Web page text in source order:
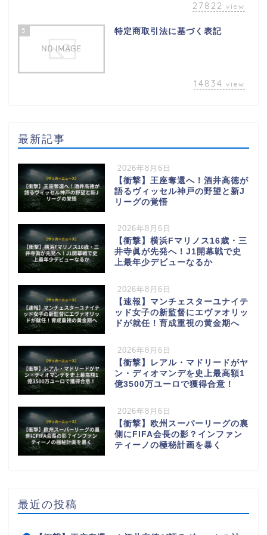
27822 view
5 特定商取引法に基づく表記
14834 view
最新記事
2026年8月6日
【衝撃】王座奪還へ！酒井高徳が
語るヴィッセル神戸の野望と新J
リーグの覚悟
2026年8月6日
【衝撃】横浜Fマリノス16歳・三
井寺眞が先発へ！J1開幕戦で史
上最年少デビューなるか
2026年8月6日
【速報】マンチェスターユナイテ
ッド女子の新監督にエヴァオリッ
ドが就任！育成重視の黄金期へ
2026年8月6日
【衝撃】レアル・マドリードがヤ
ン・ディオマンデを史上最高額1
億3500万ユーロで獲得合意！
2026年8月6日
【衝撃】欧州スーパーリーグの裏
側にFIFA会長の影？インファン
ティーノの極秘計画を暴く
最近の投稿